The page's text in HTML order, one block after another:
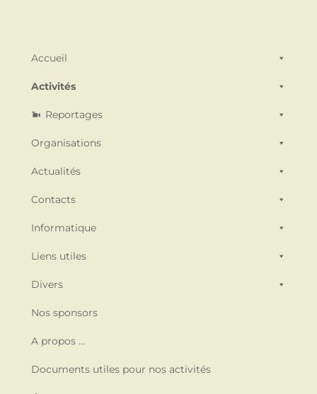
Accueil
Activités
Reportages
Organisations
Actualités
Contacts
Informatique
Liens utiles
Divers
Nos sponsors
A propos …
Documents utiles pour nos activités